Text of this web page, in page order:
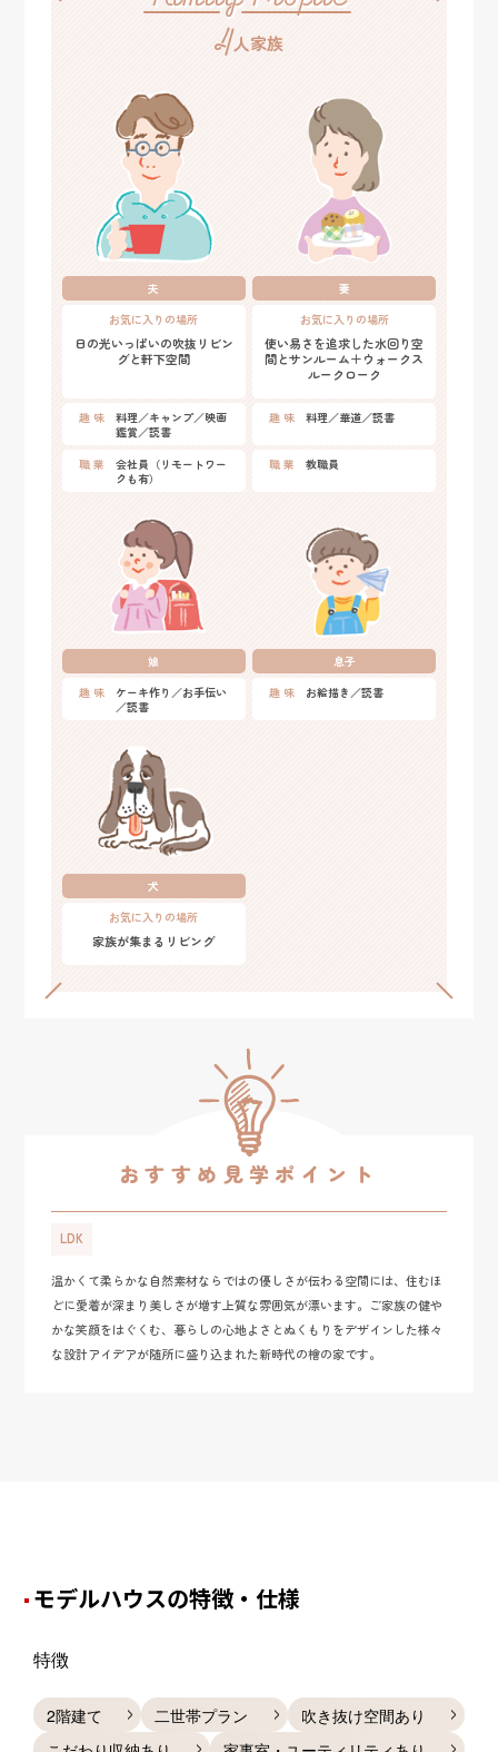
4人家族
夫
妻
お気に入りの場所
日の光いっぱいの吹抜リビン
グと軒下空間
お気に入りの場所
使い易さを追求した水回り空
間とサンルーム＋ウォークス
ルークローク
趣 味
料理／キャンプ／映画
鑑賞／読書
趣 味 料理／華道／読書
職 業
会社員（リモートワー
クも有）
職 業 教職員
娘
息子
趣 味
ケーキ作り／お手伝い
／読書
趣 味 お絵描き／読書
犬
お気に入りの場所
家族が集まるリビング
おすすめ見学ポイント
LDK
温かくて柔らかな自然素材ならではの優しさが伝わる空間には、住むほ
どに愛着が深まり美しさが増す上質な雰囲気が漂います。ご家族の健や
かな笑顔をはぐくむ、暮らしの心地よさとぬくもりをデザインした様々
な設計アイデアが随所に盛り込まれた新時代の檜の家です。
モデルハウスの特徴・仕様
特徴
2階建て 二世帯プラン
吹き抜け空間あり